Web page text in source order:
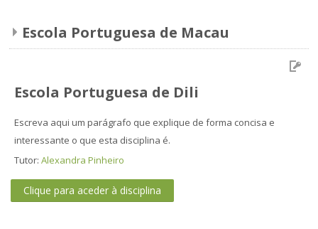
Escola Portuguesa de Macau
Escola Portuguesa de Dili
Escreva aqui um parágrafo que explique de forma concisa e
interessante o que esta disciplina é.
Tutor: Alexandra Pinheiro
Clique para aceder à disciplina